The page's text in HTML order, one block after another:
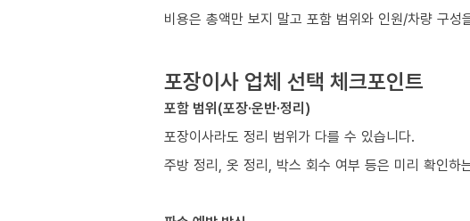
비용은 총액만 보지 말고 포함 범위와 인원/차량 구성
포장이사 업체 선택 체크포인트
포함 범위(포장·운반·정리)
포장이사라도 정리 범위가 다를 수 있습니다.
주방 정리, 옷 정리, 박스 회수 여부 등은 미리 확인하